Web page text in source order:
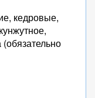
кедровые,